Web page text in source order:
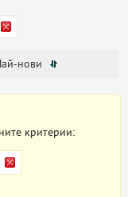
нови
критерии: